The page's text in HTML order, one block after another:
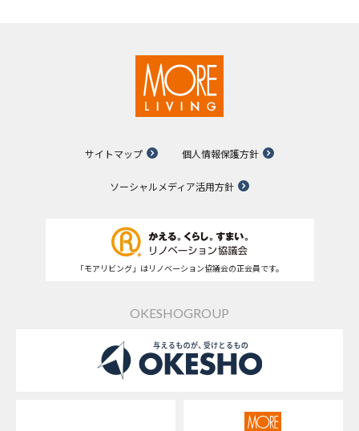
サイトマップ 個人情報保護方針
ソーシャルメディア活用方針
「モアリビング」はリノベーション協議会の正会員です。
OKESHOGROUP